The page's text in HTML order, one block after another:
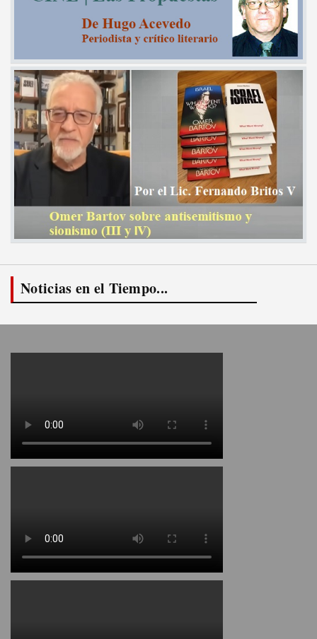
Noticias en el Tiempo...